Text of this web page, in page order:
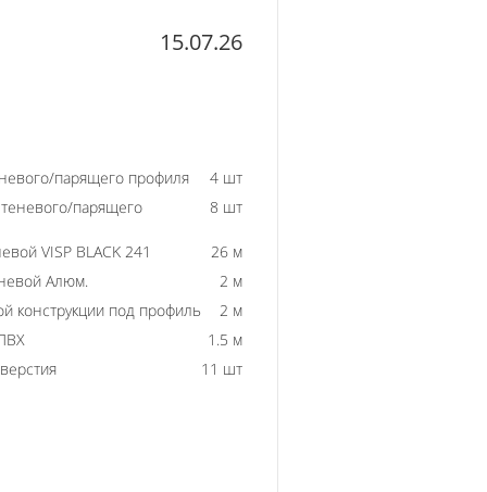
15.07.26
парящего профиля
4 шт
парящего
8 шт
VISP BLACK 241
26 м
Алюм.
2 м
конструкции под профиль
2 м
1.5 м
11 шт